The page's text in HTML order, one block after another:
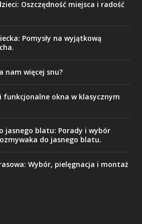
Oszczędność miejsca i radość
Pomysły na wyjątkową
nam więcej snu?
funkcjonalne okna w klasycznym
jasnego blatu: Porady i wybór
do jasnego blatu.
Wybór, pielęgnacja i montaż